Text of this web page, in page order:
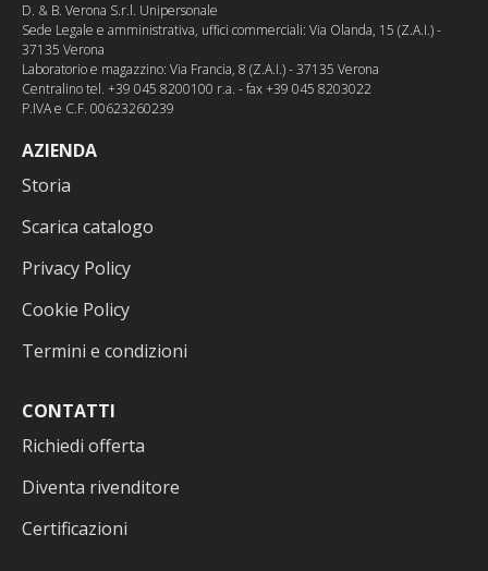
D. & B. Verona S.r.l. Unipersonale
Sede Legale e amministrativa, uffici commerciali: Via Olanda, 15 (Z.A.I.) -
37135 Verona
Laboratorio e magazzino: Via Francia, 8 (Z.A.I.) - 37135 Verona
Centralino tel. +39 045 8200100 r.a. - fax +39 045 8203022
P.IVA e C.F. 00623260239
AZIENDA
Storia
Scarica catalogo
Privacy Policy
Cookie Policy
Termini e condizioni
CONTATTI
Richiedi offerta
Diventa rivenditore
Certificazioni